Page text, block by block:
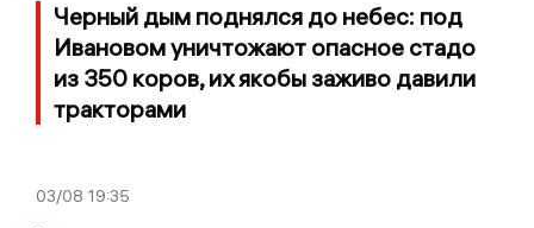
Черный дым поднялся до небес: под
Ивановом уничтожают опасное стадо
из 350 коров, их якобы заживо давили
тракторами
03/08 19:35